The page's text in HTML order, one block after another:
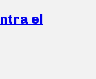
el